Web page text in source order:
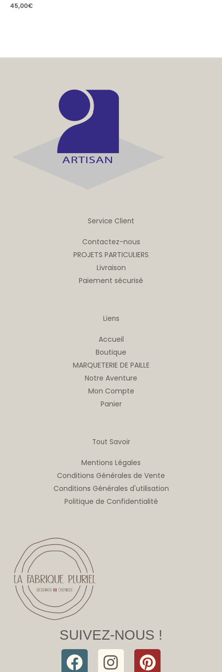
45,00€
Service Client
Contactez-nous
PROJETS PARTICULIERS
Livraison
Paiement sécurisé
Liens
Accueil
Boutique
MARQUETERIE DE PAILLE
Notre Aventure
Mon Compte
Panier
Tout Savoir
Mentions Légales
Conditions Générales de Vente
Conditions Générales d'utilisation
Politique de Confidentialité
SUIVEZ-NOUS !
F I P